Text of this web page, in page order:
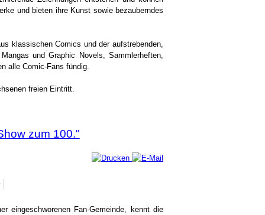
und bieten ihre Kunst sowie bezauberndes
klassischen Comics und der aufstrebenden,
und Graphic Novels, Sammlerheften,
alle Comic-Fans fündig.
freien Eintritt.
zum 100."
eingeschworenen Fan-Gemeinde, kennt die